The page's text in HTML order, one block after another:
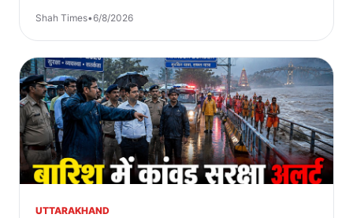
Shah Times•6/8/2026
UTTARAKHAND